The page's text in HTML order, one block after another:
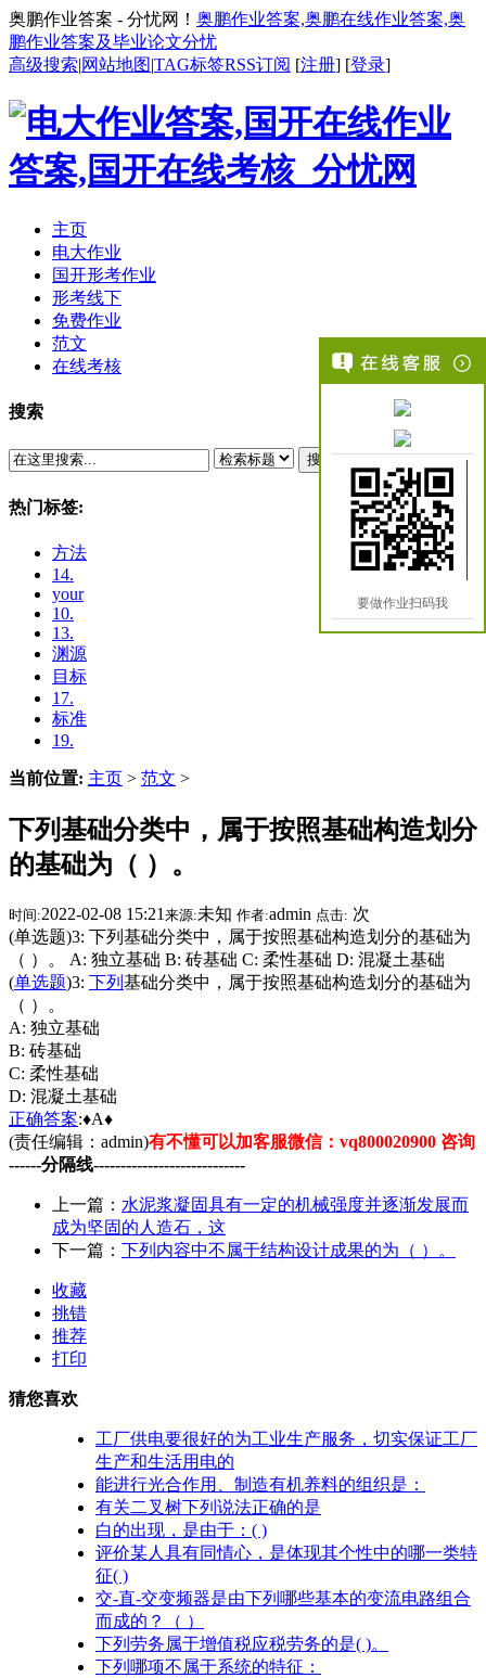
奥鹏作业答案 - 分忧网！ 奥鹏作业答案,奥鹏在线作业答案,奥
鹏作业答案及毕业论文分忧
高级搜索|网站地图|TAG标签RSS订阅 [注册] [登录]
主页
电大作业
国开形考作业
形考线下
免费作业
范文
在线考核
搜索
搜索
热门标签:
方法
14.
your
10.
13.
渊源
目标
17.
标准
19.
当前位置: 主页 > 范文 >
下列基础分类中，属于按照基础构造划分
的基础为（ ）。
时间:2022-02-08 15:21 来源:未知 作者:admin 点击: 次
(单选题)3: 下列基础分类中，属于按照基础构造划分的基础为
（ ）。 A: 独立基础 B: 砖基础 C: 柔性基础 D: 混凝土基础
(单选题)3: 下列 基础分类中，属于按照基础构造划分的基础为
（ ）。
A: 独立基础
B: 砖基础
C: 柔性基础
D: 混凝土基础
正确答案:♦A♦
(责任编辑：admin)有不懂可以加客服微信：vq800020900 咨询
------分隔线----------------------------
上一篇： 水泥浆凝固具有一定的机械强度并逐渐发展而
成为坚固的人造石，这
下一篇： 下列内容中不属于结构设计成果的为（ ）。
收藏
挑错
推荐
打印
猜您喜欢
工厂供电要很好的为工业生产服务，切实保证工厂
生产和生活用电的
能进行光合作用、制造有机养料的组织是：
有关二叉树下列说法正确的是
白的出现，是由于：( )
评价某人具有同情心，是体现其个性中的哪一类特
征( )
交-直-交变频器是由下列哪些基本的变流电路组合
而成的？（ ）
下列劳务属于增值税应税劳务的是( )。
下列哪项不属于系统的特征：
要做作业扫码我